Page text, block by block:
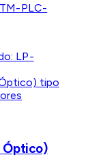
TM-PLC-
LP-
Óptico)